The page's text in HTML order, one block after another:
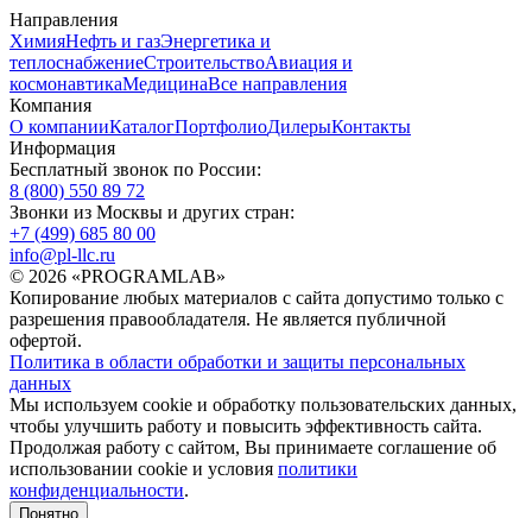
Направления
ХимияНефть и газЭнергетика и
теплоснабжениеСтроительствоАвиация и
космонавтикаМедицинаВсе направления
Компания
О компанииКаталогПортфолиоДилерыКонтакты
Информация
Бесплатный звонок по России:
8 (800) 550 89 72
Звонки из Москвы и других стран:
+7 (499) 685 80 00
info@pl-llc.ru
© 2026 «PROGRAMLAB»
Копирование любых материалов с сайта допустимо только с
разрешения правообладателя. Не является публичной
офертой.
Политика в области обработки и защиты персональных
данных
Мы используем cookie и обработку пользовательских данных,
чтобы улучшить работу и повысить эффективность сайта.
Продолжая работу с сайтом, Вы принимаете соглашение об
использовании cookie и условия политики
конфиденциальности.
Понятно